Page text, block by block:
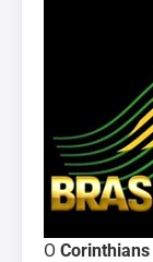
O Corinthians